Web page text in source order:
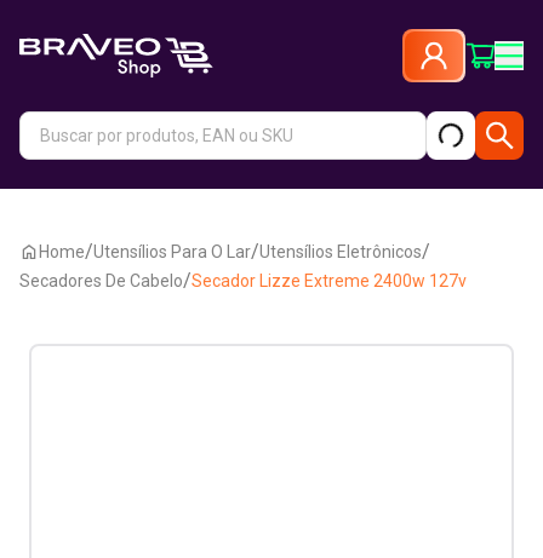
Home/Utensílios Para O Lar/Utensílios Eletrônicos/
Secadores De Cabelo/Secador Lizze Extreme 2400w 127v